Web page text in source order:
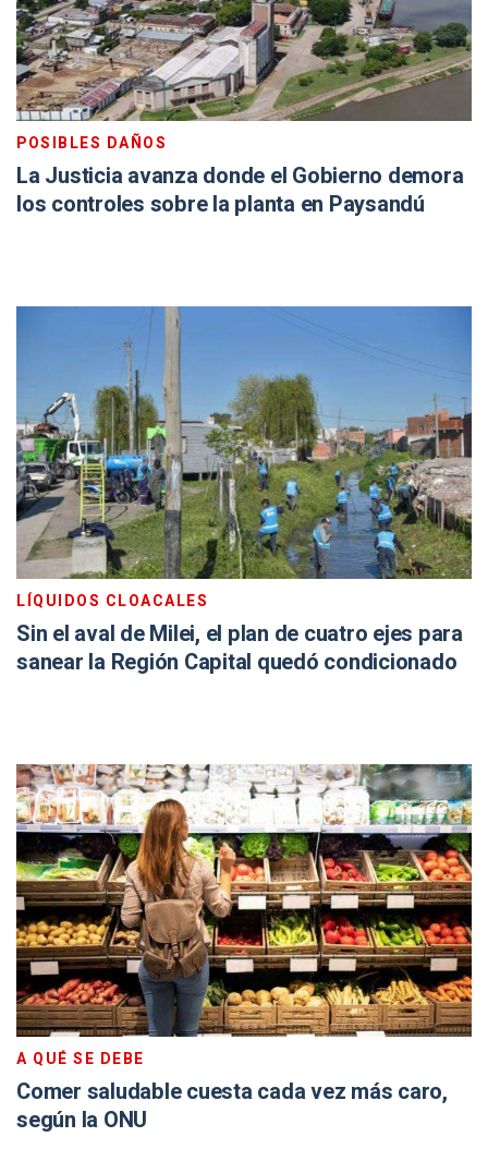
POSIBLES DAÑOS
La Justicia avanza donde el Gobierno demora
los controles sobre la planta en Paysandú
LÍQUIDOS CLOACALES
Sin el aval de Milei, el plan de cuatro ejes para
sanear la Región Capital quedó condicionado
A QUÉ SE DEBE
Comer saludable cuesta cada vez más caro,
según la ONU